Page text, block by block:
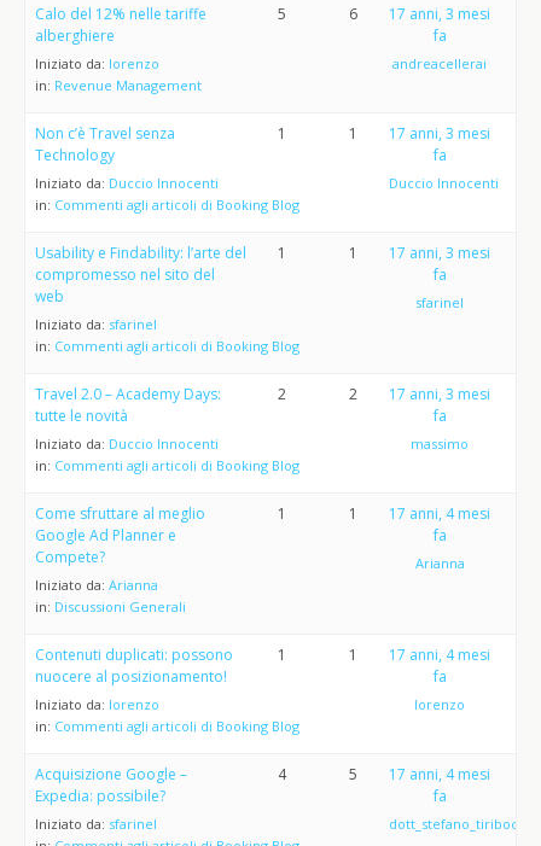
Calo del 12% nelle tariffe
alberghiere
Iniziato da: lorenzo
in: Revenue Management
5 6
17 anni, 3 mesi
fa
andreacellerai
Non c’è Travel senza
Technology
Iniziato da: Duccio Innocenti
in: Commenti agli articoli di Booking Blog
1 1
17 anni, 3 mesi
fa
Duccio Innocenti
Usability e Findability: l’arte del
compromesso nel sito del
web
Iniziato da: sfarinel
in: Commenti agli articoli di Booking Blog
1 1
17 anni, 3 mesi
fa
sfarinel
Travel 2.0 – Academy Days:
tutte le novità
Iniziato da: Duccio Innocenti
in: Commenti agli articoli di Booking Blog
2 2
17 anni, 3 mesi
fa
massimo
Come sfruttare al meglio
Google Ad Planner e
Compete?
Iniziato da: Arianna
in: Discussioni Generali
1 1
17 anni, 4 mesi
fa
Arianna
Contenuti duplicati: possono
nuocere al posizionamento!
Iniziato da: lorenzo
in: Commenti agli articoli di Booking Blog
1 1
17 anni, 4 mesi
fa
lorenzo
Acquisizione Google –
Expedia: possibile?
Iniziato da: sfarinel
4 5
17 anni, 4 mesi
fa
dott_stefano_tiribocchi